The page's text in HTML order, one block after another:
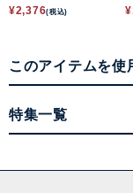
ワンピース
¥2,376(税込) ¥
このアイテムを使
特集一覧